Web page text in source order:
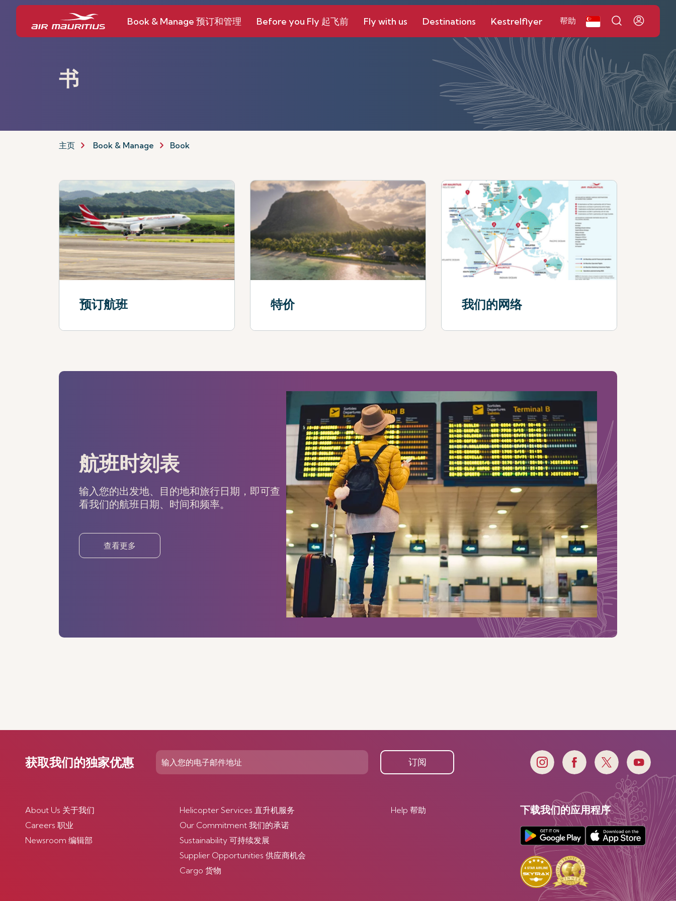
Book & Manage 预订和管理 Before you Fly 起飞前 Fly with us Destinations Kestrelflyer 帮助
书
主页 Book & Manage Book
预订航班 特价
查看更多
我们的网络
查看更多
航班时刻表
输入您的出发地、目的地和旅行日期，即可查
看我们的航班日期、时间和频率。
查看更多
获取我们的独家优惠 订阅
About Us 关于我们
Careers 职业
Newsroom 编辑部
Helicopter Services 直升机服务
Our Commitment 我们的承诺
Sustainability 可持续发展
Supplier Opportunities 供应商机会
Cargo 货物
Help 帮助 下载我们的应用程序